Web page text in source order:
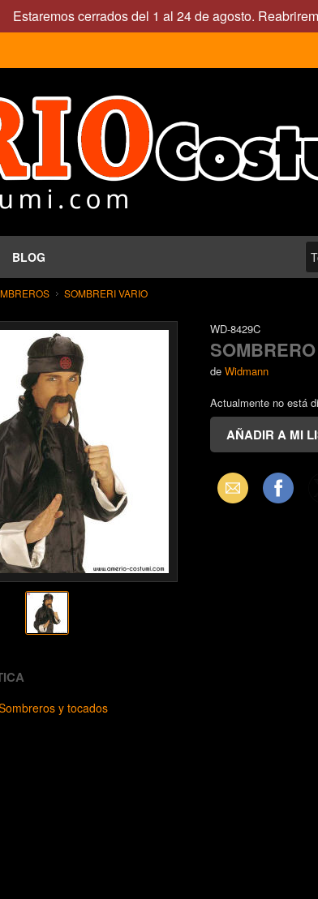
Estaremos cerrados del 1 al 24 de agosto.
BLOG
SOMBRERI VARIO
WD-8429C
de Widmann
Actualmente no está
Email Facebook
y tocados